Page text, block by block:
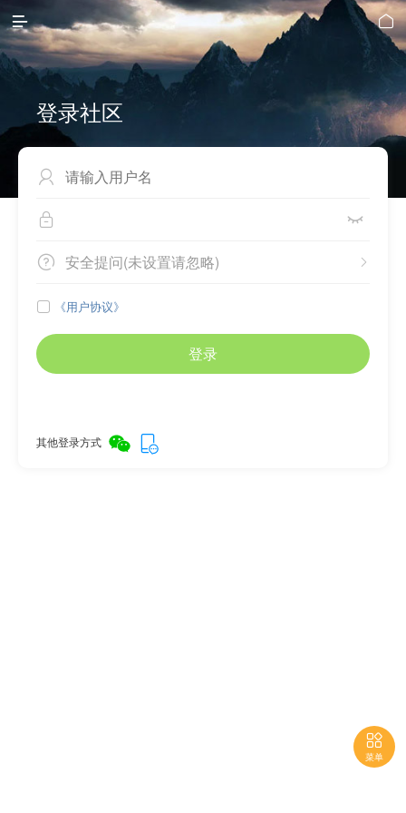
 
登录社区

 
 
安全提问(未设置请忽略)
 《用户协议》
登录
其他登录方式

菜单